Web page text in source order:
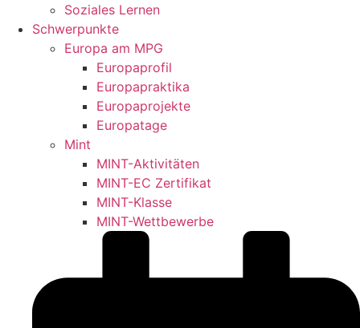
Soziales Lernen
Schwerpunkte
Europa am MPG
Europaprofil
Europapraktika
Europaprojekte
Europatage
Mint
MINT-Aktivitäten
MINT-EC Zertifikat
MINT-Klasse
MINT-Wettbewerbe